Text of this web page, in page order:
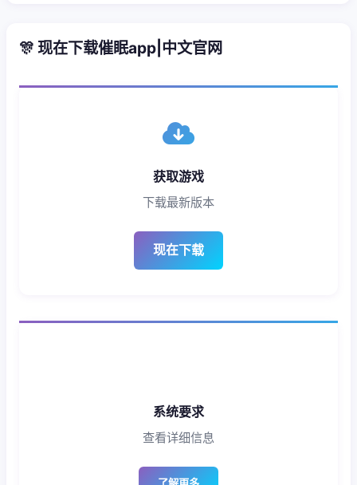
🎊 现在下载催眠app|中文官网
获取游戏
下载最新版本
现在下载
系统要求
查看详细信息